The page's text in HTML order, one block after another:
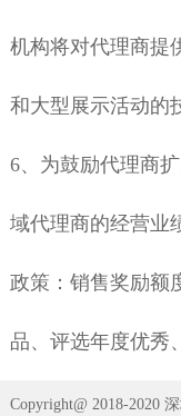
机构将对代理商提
和大型展示活动的
6、为鼓励代理商
域代理商的经营业
政策：销售奖励额
品、评选年度优秀
Copyright@ 2018-2020